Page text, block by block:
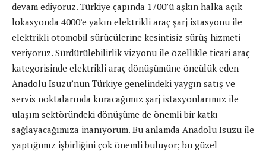
devam ediyoruz. Türkiye çapında 1700’ü aşkın halka açık
lokasyonda 4000’e yakın elektrikli araç şarj istasyonu ile
elektrikli otomobil sürücülerine kesintisiz sürüş hizmeti
veriyoruz. Sürdürülebilirlik vizyonu ile özellikle ticari araç
kategorisinde elektrikli araç dönüşümüne öncülük eden
Anadolu Isuzu’nun Türkiye genelindeki yaygın satış ve
servis noktalarında kuracağımız şarj istasyonlarımız ile
ulaşım sektöründeki dönüşüme de önemli bir katkı
sağlayacağımıza inanıyorum. Bu anlamda Anadolu Isuzu ile
yaptığımız işbirliğini çok önemli buluyor; bu güzel